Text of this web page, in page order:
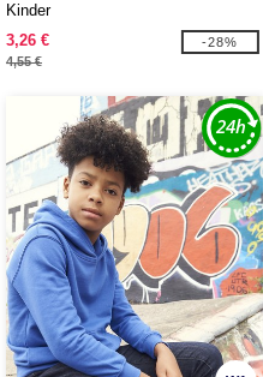
Kinder
3,26 €
4,55 €
-28%